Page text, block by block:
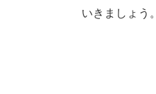
いきましょう。